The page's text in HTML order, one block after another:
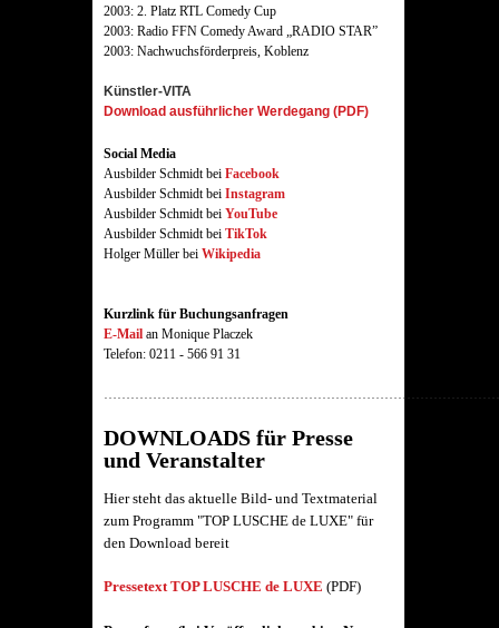
2003: 2. Platz RTL Comedy Cup
2003: Radio FFN Comedy Award „RADIO STAR”
2003: Nachwuchsförderpreis, Koblenz
Künstler-VITA
Download ausführlicher Werdegang (PDF)
Social Media
Ausbilder Schmidt bei Facebook
Ausbilder Schmidt bei Instagram
Ausbilder Schmidt bei YouTube
Ausbilder Schmidt bei TikTok
Holger Müller bei Wikipedia
Kurzlink für Buchungsanfragen
E-Mail an Monique Placzek
Telefon: 0211 - 566 91 31
DOWNLOADS für Presse
und Veranstalter
Hier steht das aktuelle Bild- und Textmaterial
zum Programm "TOP LUSCHE de LUXE" für
den Download bereit
Pressetext TOP LUSCHE de LUXE (PDF)